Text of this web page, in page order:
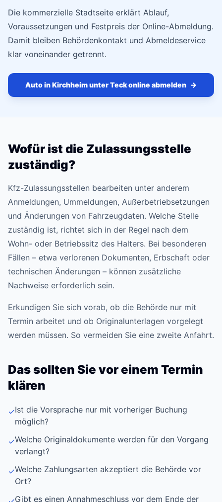
Die kommerzielle Stadtseite erklärt Ablauf,
Voraussetzungen und Festpreis der Online-Abmeldung.
Damit bleiben Behördenkontakt und Abmeldeservice
klar voneinander getrennt.
Auto in Kirchheim unter Teck online abmelden →
Wofür ist die Zulassungsstelle
zuständig?
Kfz-Zulassungsstellen bearbeiten unter anderem
Anmeldungen, Ummeldungen, Außerbetriebsetzungen
und Änderungen von Fahrzeugdaten. Welche Stelle
zuständig ist, richtet sich in der Regel nach dem
Wohn- oder Betriebssitz des Halters. Bei besonderen
Fällen – etwa verlorenen Dokumenten, Erbschaft oder
technischen Änderungen – können zusätzliche
Nachweise erforderlich sein.
Erkundigen Sie sich vorab, ob die Behörde nur mit
Termin arbeitet und ob Originalunterlagen vorgelegt
werden müssen. So vermeiden Sie eine zweite Anfahrt.
Das sollten Sie vor einem Termin
klären
✓Ist die Vorsprache nur mit vorheriger Buchung
möglich?
✓Welche Originaldokumente werden für den Vorgang
verlangt?
✓Welche Zahlungsarten akzeptiert die Behörde vor
Ort?
Gibt es einen Annahmeschluss vor dem Ende der